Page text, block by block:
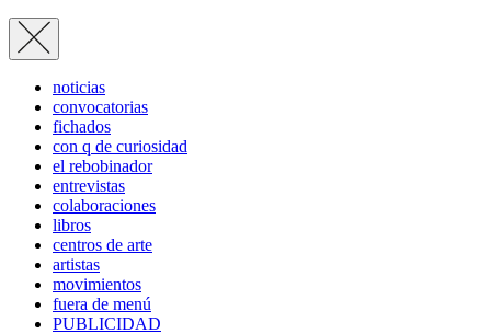
noticias
convocatorias
fichados
con q de curiosidad
el rebobinador
entrevistas
colaboraciones
libros
centros de arte
artistas
movimientos
fuera de menú
PUBLICIDAD